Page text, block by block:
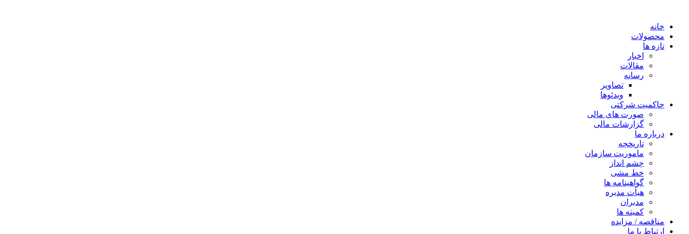
خانه
محصولات
تازه ها
اخبار
مقالات
رسانه
تصاویر
ویدئوها
حاکمیت شرکتی
صورت های مالی
گزارشات مالی
درباره ما
تاریخچه
ماموریت سازمان
چشم انداز
خط مشی
گواهینامه ها
هیأت مدیره
مدیران
کمیته ها
مناقصه / مزایده
ارتباط با ما